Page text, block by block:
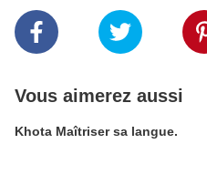
Vous aimerez aussi
Khota Maîtriser sa langue.